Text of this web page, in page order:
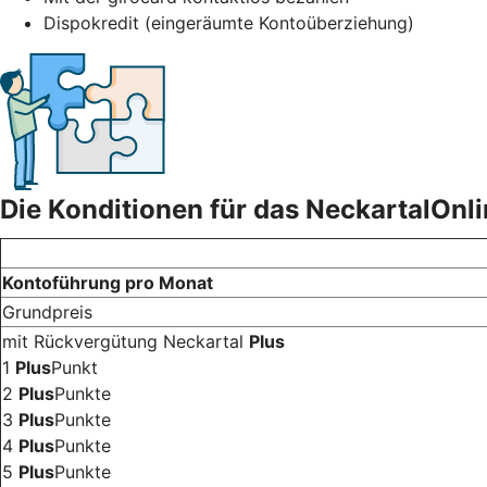
Dispokredit (eingeräumte Kontoüberziehung)
Die Konditionen für das
Kontoführung pro Monat
Grundpreis
mit Rückvergütung Neckartal Plus
1 PlusPunkt
2 PlusPunkte
3 PlusPunkte
4 PlusPunkte
5 PlusPunkte